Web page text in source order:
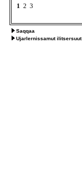
1 2 3
Saqqaa
Ujarlernissamut ilitsersuut